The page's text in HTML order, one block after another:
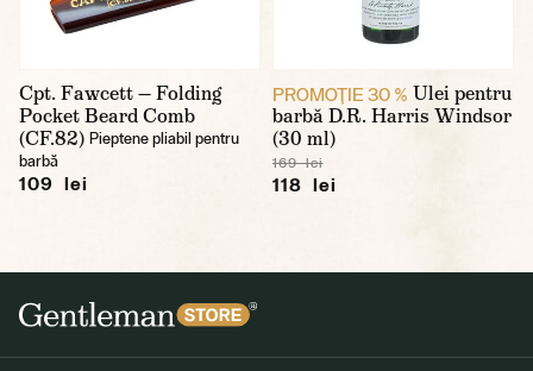
Cpt. Fawcett — Folding
Pocket Beard Comb
(CF.82) Pieptene pliabil pentru
barbă
109 lei
PROMOŢIE 30 % Ulei pentru
barbă D.R. Harris Windsor
(30 ml)
169 lei
118 lei